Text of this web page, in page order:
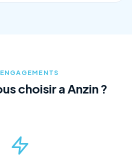
choisir a Anzin ?